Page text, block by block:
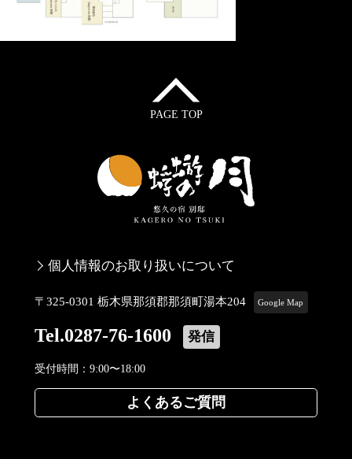
PAGE TOP
個人情報のお取り扱いについて
〒325-0301 栃木県那須郡那須町湯本204 Google Map
Tel.0287-76-1600 発信
受付時間：9:00〜18:00
よくあるご質問